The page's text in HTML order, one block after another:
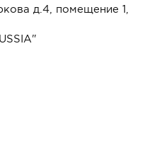
д.4, помещение 1,